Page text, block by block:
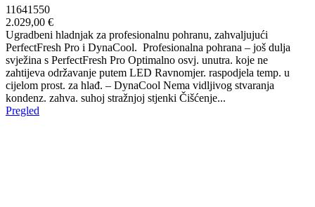
11641550
2.029,00 €
Ugradbeni hladnjak za profesionalnu pohranu, zahvaljujući
PerfectFresh Pro i DynaCool. Profesionalna pohrana – još dulja
svježina s PerfectFresh Pro Optimalno osvj. unutra. koje ne
zahtijeva održavanje putem LED Ravnomjer. raspodjela temp. u
cijelom prost. za hlađ. – DynaCool Nema vidljivog stvaranja
kondenz. zahva. suhoj stražnjoj stjenki Čišćenje...
Pregled